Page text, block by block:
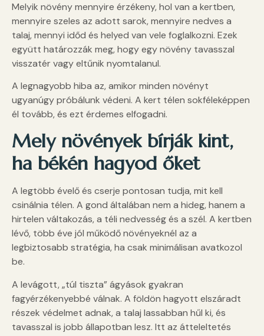
Melyik növény mennyire érzékeny, hol van a kertben,
mennyire szeles az adott sarok, mennyire nedves a
talaj, mennyi időd és helyed van vele foglalkozni. Ezek
együtt határozzák meg, hogy egy növény tavasszal
visszatér vagy eltűnik nyomtalanul.
A legnagyobb hiba az, amikor minden növényt
ugyanúgy próbálunk védeni. A kert télen sokféleképpen
él tovább, és ezt érdemes elfogadni.
Mely növények bírják kint,
ha békén hagyod őket
A legtöbb évelő és cserje pontosan tudja, mit kell
csinálnia télen. A gond általában nem a hideg, hanem a
hirtelen váltakozás, a téli nedvesség és a szél. A kertben
lévő, több éve jól működő növényeknél az a
legbiztosabb stratégia, ha csak minimálisan avatkozol
be.
A levágott, „túl tiszta” ágyások gyakran
fagyérzékenyebbé válnak. A földön hagyott elszáradt
részek védelmet adnak, a talaj lassabban hűl ki, és
tavasszal is jobb állapotban lesz. Itt az átteleltetés